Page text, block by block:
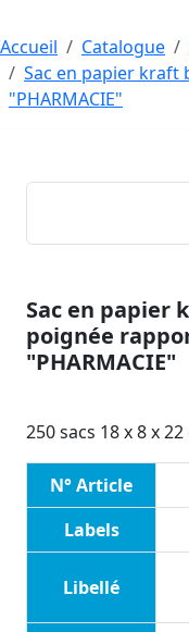
Accueil Catalogue
Sac en papier kraft
"PHARMACIE"
Sac en papier
poignée
"PHARMACIE"
250 sacs 18 x 8 x 22
N° Article
Labels
Libellé